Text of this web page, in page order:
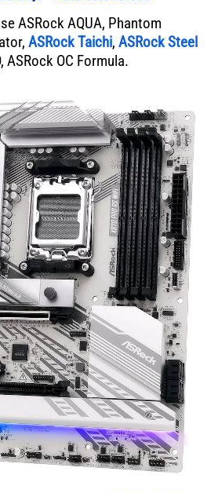
ASRock AQUA, Phantom
ASRock Taichi, ASRock Steel
ASRock OC Formula.